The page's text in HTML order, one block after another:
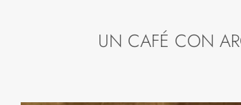
UN CAFÉ CON